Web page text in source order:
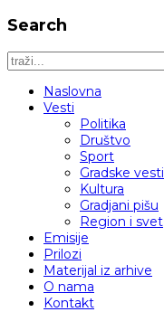
Search
Naslovna
Vesti
Politika
Društvo
Sport
Gradske vesti
Kultura
Gradjani pišu
Region i svet
Emisije
Prilozi
Materijal iz arhive
O nama
Kontakt